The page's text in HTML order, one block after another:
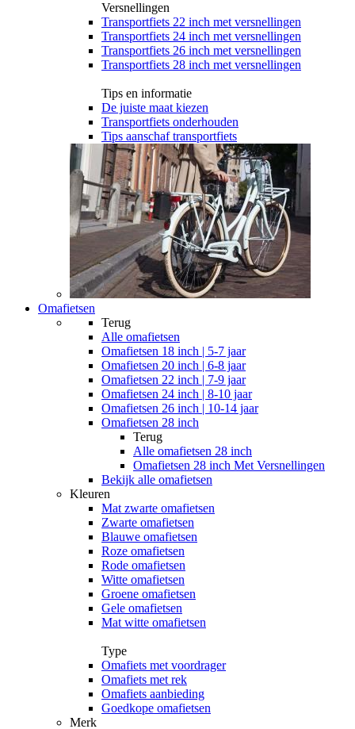
Versnellingen
Transportfiets 22 inch met versnellingen
Transportfiets 24 inch met versnellingen
Transportfiets 26 inch met versnellingen
Transportfiets 28 inch met versnellingen
Tips en informatie
De juiste maat kiezen
Transportfiets onderhouden
Tips aanschaf transportfiets
Omafietsen
Terug
Alle omafietsen
Omafietsen 18 inch | 5-7 jaar
Omafietsen 20 inch | 6-8 jaar
Omafietsen 22 inch | 7-9 jaar
Omafietsen 24 inch | 8-10 jaar
Omafietsen 26 inch | 10-14 jaar
Omafietsen 28 inch
Terug
Alle omafietsen 28 inch
Omafietsen 28 inch Met Versnellingen
Bekijk alle omafietsen
Kleuren
Mat zwarte omafietsen
Zwarte omafietsen
Blauwe omafietsen
Roze omafietsen
Rode omafietsen
Witte omafietsen
Groene omafietsen
Gele omafietsen
Mat witte omafietsen
Type
Omafiets met voordrager
Omafiets met rek
Omafiets aanbieding
Goedkope omafietsen
Merk